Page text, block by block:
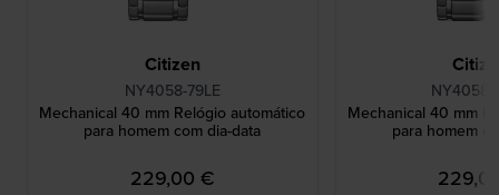
Citizen
NY4058-79LE
Mechanical 40 mm Relógio automático
para homem com dia-data
229,00 €
NY4058-
Mechanical 40 mm
para homem